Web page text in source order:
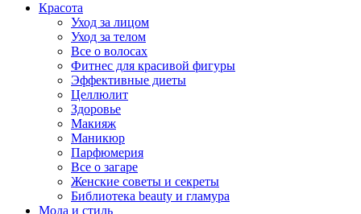
Красота
Уход за лицом
Уход за телом
Все о волосах
Фитнес для красивой фигуры
Эффективные диеты
Целлюлит
Здоровье
Макияж
Маникюр
Парфюмерия
Все о загаре
Женские советы и секреты
Библиотека beauty и гламура
Мода и стиль